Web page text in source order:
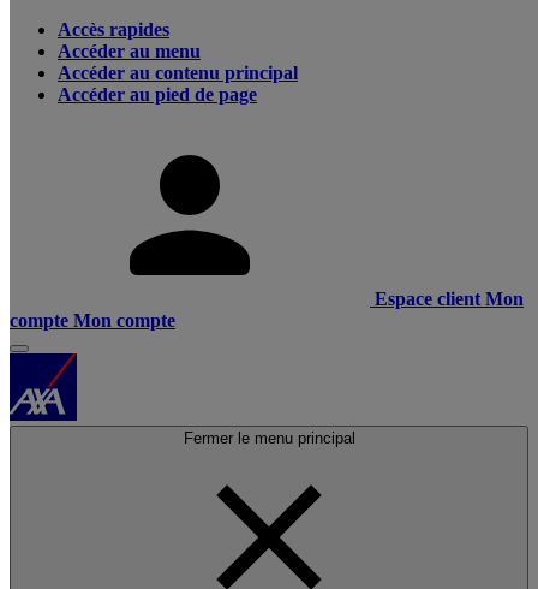
Accès rapides
Accéder au menu
Accéder au contenu principal
Accéder au pied de page
Espace client Mon
compte Mon compte
Fermer le menu principal